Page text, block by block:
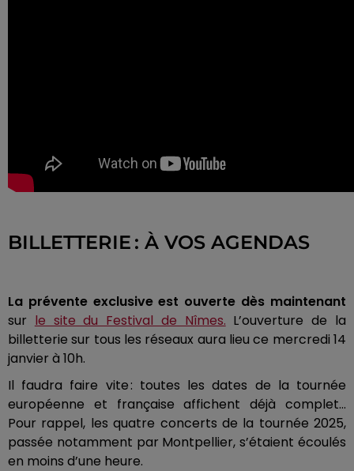
BILLETTERIE : À VOS AGENDAS
La prévente exclusive est ouverte dès maintenant
sur le site du Festival de Nîmes. L’ouverture de la
billetterie sur tous les réseaux aura lieu ce mercredi 14
janvier à 10h.
Il faudra faire vite : toutes les dates de la tournée
européenne et française affichent déjà complet…
Pour rappel, les quatre concerts de la tournée 2025,
passée notamment par Montpellier, s’étaient écoulés
en moins d’une heure.